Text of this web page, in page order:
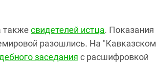
также свидетелей истца. Показания
разошлись. На "Кавказском
заседания с расшифровкой